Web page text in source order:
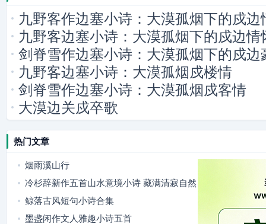
九野客作边塞小诗：大漠孤烟下的戍边
九野客边塞小诗：大漠孤烟下的戍边情
剑脊雪作边塞小诗：大漠孤烟下的戍边
九野客边塞小诗：大漠孤烟戍楼情
剑脊雪作边塞小诗：大漠孤烟戍客情
大漠边关戍卒歌
热门文章
烟雨溪山行
冷杉辞新作五首山水意境小诗 藏满清寂自然
意趣
鲸落古风短句小诗合集
墨盏闲作文人雅趣小诗五首